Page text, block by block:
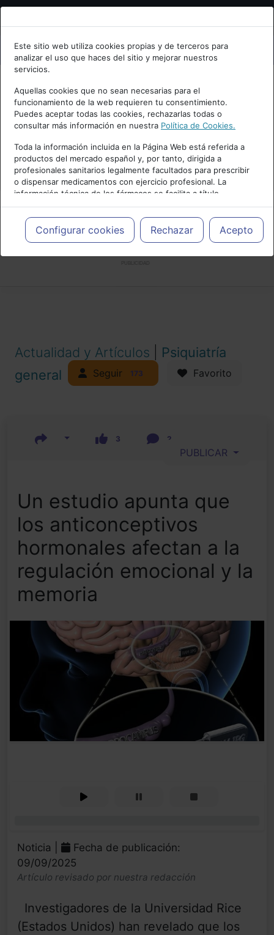
Bienvenid@ a psiquiatria.com
Escribe tu Email
Accede o regístrate con tu email.
Cancelar
Este sitio web utiliza cookies propias y de terceros para
analizar el uso que haces del sitio y mejorar nuestros
servicios.
Aquellas cookies que no sean necesarias para el
funcionamiento de la web requieren tu consentimiento.
Puedes aceptar todas las cookies, rechazarlas todas o
consultar más información en nuestra Política de Cookies.
Toda la información incluida en la Página Web está referida a
productos del mercado español y, por tanto, dirigida a
profesionales sanitarios legalmente facultados para prescribir
o dispensar medicamentos con ejercicio profesional. La
información técnica de los fármacos se facilita a título
meramente informativo, siendo responsabilidad de los
profesionales facultados prescribir medicamentos y decidir, en
cada caso concreto, el tratamiento más adecuado a las
necesidades del paciente.
Configurar cookies Rechazar Acepto
Actualidad y Artículos
Psiquiatría
general
Seguir 173 Favorito
3 2
PUBLICAR
Un estudio apunta que
los anticonceptivos
hormonales afectan a la
regulación emocional y la
memoria
Noticia |
Fecha de publicación:
09/09/2025
Artículo revisado por nuestra redacción
Investigadores de la Universidad Rice
(Estados Unidos) han revelado que los